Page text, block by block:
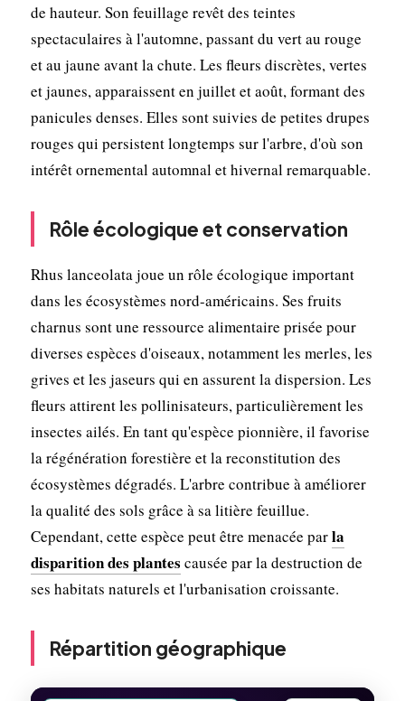
de hauteur. Son feuillage revêt des teintes
spectaculaires à l'automne, passant du vert au rouge
et au jaune avant la chute. Les fleurs discrètes, vertes
et jaunes, apparaissent en juillet et août, formant des
panicules denses. Elles sont suivies de petites drupes
rouges qui persistent longtemps sur l'arbre, d'où son
intérêt ornemental automnal et hivernal remarquable.
Rôle écologique et conservation
Rhus lanceolata joue un rôle écologique important
dans les écosystèmes nord-américains. Ses fruits
charnus sont une ressource alimentaire prisée pour
diverses espèces d'oiseaux, notamment les merles, les
grives et les jaseurs qui en assurent la dispersion. Les
fleurs attirent les pollinisateurs, particulièrement les
insectes ailés. En tant qu'espèce pionnière, il favorise
la régénération forestière et la reconstitution des
écosystèmes dégradés. L'arbre contribue à améliorer
la qualité des sols grâce à sa litière feuillue.
Cependant, cette espèce peut être menacée parla
disparition des plantes causée par la destruction de
ses habitats naturels et l'urbanisation croissante.
Répartition géographique